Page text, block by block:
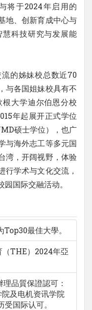
将于2024年启用的
地、创新育成中心与
科技研究与发展能
的姊妹校总数近70
与各国姐妹校具有不
大学迪尔伯恩分校
年起展开正式学位
硕士学位），也广
与海外志工等多元国
湾，开阔视野，体验
行学术与文化交流，
国际交融活动。
最佳大學。
THE）2024年亞
品質保證認可：
及电机资讯学院
国际认可。